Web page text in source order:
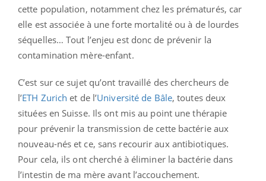
cette population, notamment chez les prématurés, car
elle est associée à une forte mortalité ou à de lourdes
séquelles… Tout l’enjeu est donc de prévenir la
contamination mère-enfant.
C’est sur ce sujet qu’ont travaillé des chercheurs de
l’ETH Zurich et de l’Université de Bâle, toutes deux
situées en Suisse. Ils ont mis au point une thérapie
pour prévenir la transmission de cette bactérie aux
nouveau-nés et ce, sans recourir aux antibiotiques.
Pour cela, ils ont cherché à éliminer la bactérie dans
l’intestin de ma mère avant l’accouchement.